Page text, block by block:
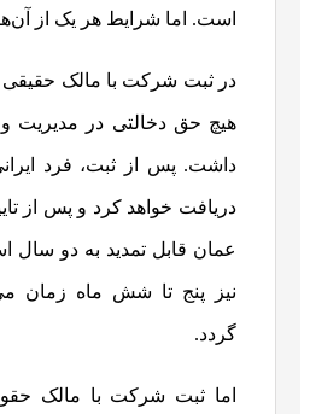
است. اما شرایط هر یک از
در ثبت شرکت با مالک حقیقی
هیچ حق دخالتی در مدیریت
دریافت خواهد کرد و پس از
عمان قابل تمدید به دو سال
نیز پنج تا شش ماه زمان
گردد.
اما ثبت شرکت با مالک